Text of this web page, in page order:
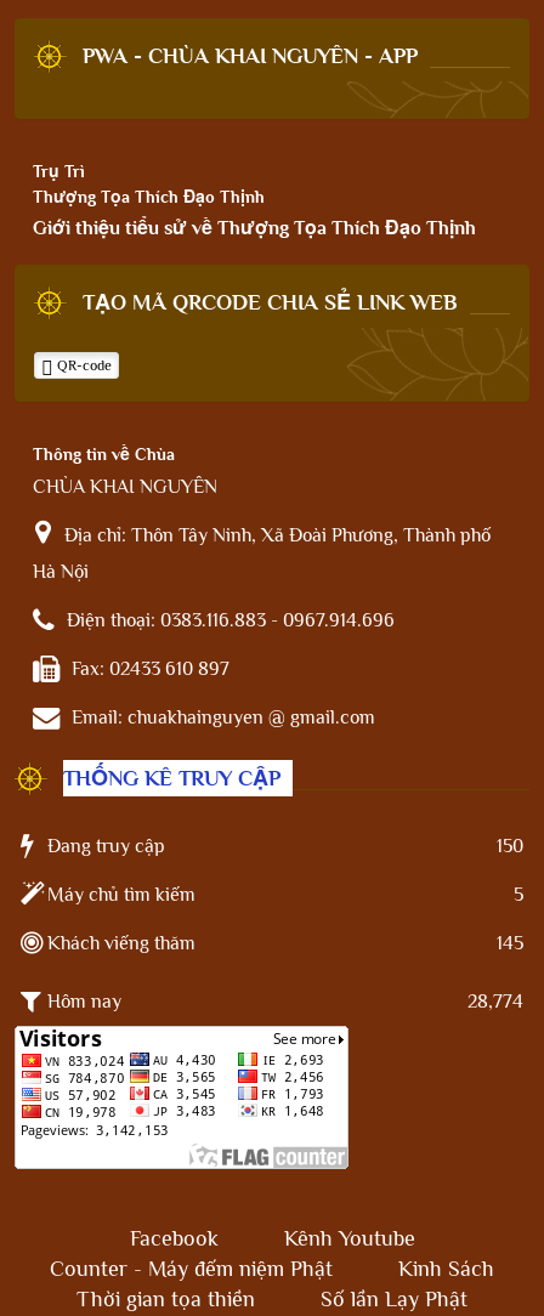
PWA - CHÙA KHAI NGUYÊN - APP
Trụ Trì
Thượng Tọa Thích Đạo Thịnh
Giới thiệu tiểu sử về Thượng Tọa Thích Đạo Thịnh
TẠO MÃ QRCODE CHIA SẺ LINK WEB
QR-code
Thông tin về Chùa
CHÙA KHAI NGUYÊN
Địa chỉ: Thôn Tây Ninh, Xã Đoài Phương, Thành phố
Hà Nội
Điện thoại: 0383.116.883 - 0967.914.696
Fax: 02433 610 897
Email: chuakhainguyen @ gmail.com
THỐNG KÊ TRUY CẬP
Đang truy cập 150
Máy chủ tìm kiếm 5
Khách viếng thăm 145
Hôm nay 28,774
Facebook
Kênh Youtube
Counter - Máy đếm niệm Phật
Kinh Sách
Thời gian tọa thiền
Số lần Lạy Phật